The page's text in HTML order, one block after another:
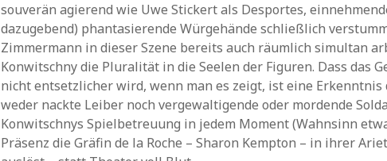
souverän agierend wie Uwe Stickert als Desportes,
dazugebend) phantasierende Würgehände schließlich
Zimmermann in dieser Szene bereits auch räumlich simultan
Konwitschny die Pluralität in die Seelen der Figuren. Dass das
nicht entsetzlicher wird, wenn man es zeigt, ist eine Erkenntnis
weder nackte Leiber noch vergewaltigende oder mordende
Konwitschnys Spielbetreuung in jedem Moment (Wahnsinn
Präsenz die Gräfin de la Roche – Sharon Kempton – in ihrer